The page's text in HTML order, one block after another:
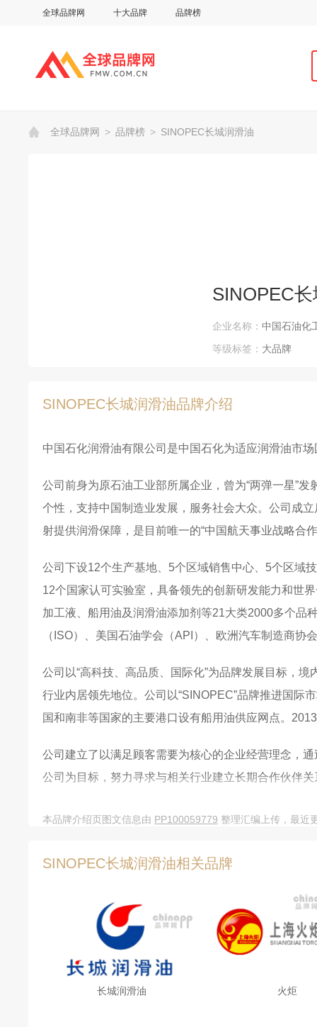
全球品牌网 十大品牌 品牌榜
全球品牌网 > 品牌榜 > SINOPEC长城润滑油
SINOPEC
企业名称： 中国石油化
等级标签： 大品牌
SINOPEC长城润滑油品牌介绍
中国石化润滑油有限公司是中国石化为适应润滑油市
公司前身为原石油工业部所属企业，曾为“两弹一星”
个性，支持中国制造业发展，服务社会大众。公司成
射提供润滑保障，是目前唯一的“中国航天事业战略合
公司下设12个生产基地、5个区域销售中心、5个区域
12个国家认可实验室，具备领先的创新研发能力和世
加工液、船用油及润滑油添加剂等21大类2000多个品
（ISO）、美国石油学会（API）、欧洲汽车制造商协
公司以“高科技、高品质、国际化”为品牌发展目标，
行业内居领先地位。公司以“SINOPEC”品牌推进国际
国和南非等国家的主要港口设有船用油供应网点。
公司建立了以满足顾客需要为核心的企业经营理念，
公司为目标，努力寻求与相关行业建立长期合作伙伴
本品牌介绍页图文信息由 PP100059779 整理汇编上传，最
SINOPEC长城润滑油相关品牌
长城润滑油 火炬